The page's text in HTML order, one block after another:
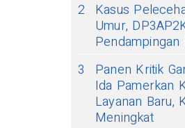
2
Kasus
Umur,
3
Panen Kritik
Ida Pamerkan
Layanan Baru,
Meningkat